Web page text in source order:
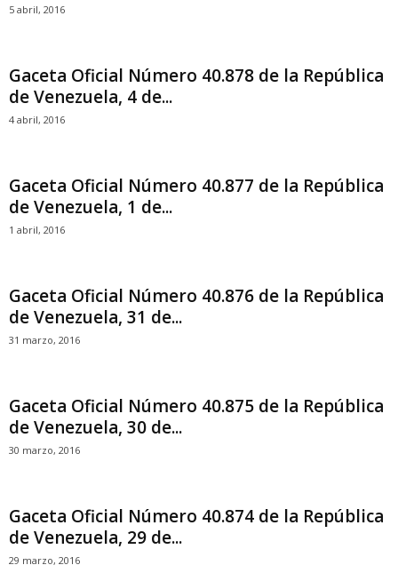
5 abril, 2016
Gaceta Oficial Número 40.878 de la República
de Venezuela, 4 de...
4 abril, 2016
Gaceta Oficial Número 40.877 de la República
de Venezuela, 1 de...
1 abril, 2016
Gaceta Oficial Número 40.876 de la República
de Venezuela, 31 de...
31 marzo, 2016
Gaceta Oficial Número 40.875 de la República
de Venezuela, 30 de...
30 marzo, 2016
Gaceta Oficial Número 40.874 de la República
de Venezuela, 29 de...
29 marzo, 2016